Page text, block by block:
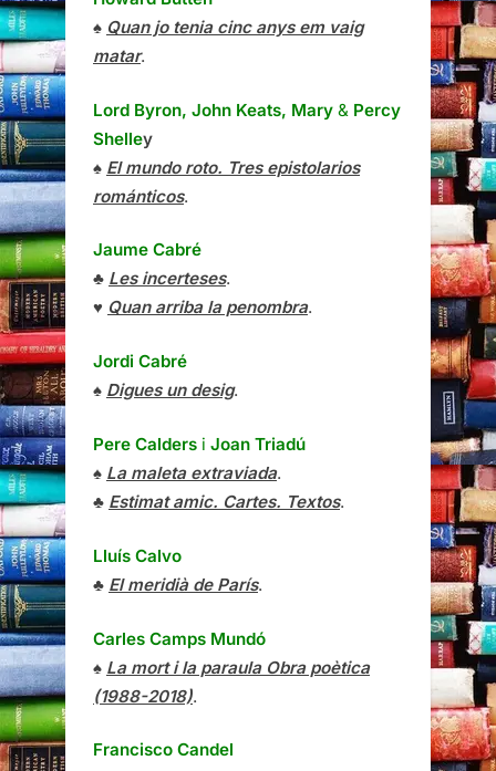
♠ Quan jo tenia cinc anys em vaig
matar.
Lord Byron, John Keats, Mary & Percy
Shelley
♠ El mundo roto. Tres epistolarios
románticos.
Jaume Cabré
♣ Les incerteses.
♥ Quan arriba la penombra.
Jordi Cabré
♠ Digues un desig.
Pere Calders i Joan Triadú
♠ La maleta extraviada.
♣ Estimat amic. Cartes. Textos.
Lluís Calvo
♣ El meridià de París.
Carles Camps Mundó
♠ La mort i la paraula Obra poètica
(1988-2018).
Francisco Candel